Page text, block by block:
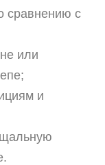
сравнению с
или
и